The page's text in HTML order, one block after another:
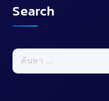
Search
ค้นหา
สำหรับ: